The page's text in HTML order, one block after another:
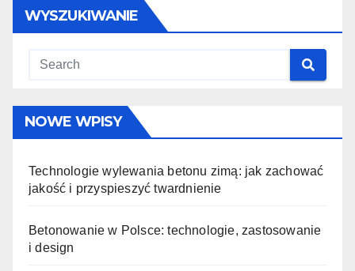
WYSZUKIWANIE
NOWE WPISY
Technologie wylewania betonu zimą: jak zachować
jakość i przyspieszyć twardnienie
Betonowanie w Polsce: technologie, zastosowanie
i design